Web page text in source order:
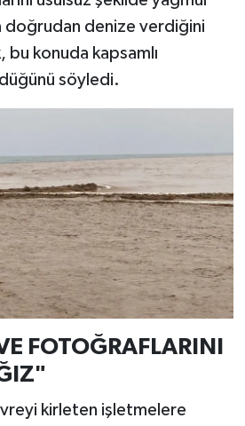
doğrudan denize verdiğini
konuda kapsamlı
söyledi.
FOTOĞRAFLARINI
kirleten işletmelere